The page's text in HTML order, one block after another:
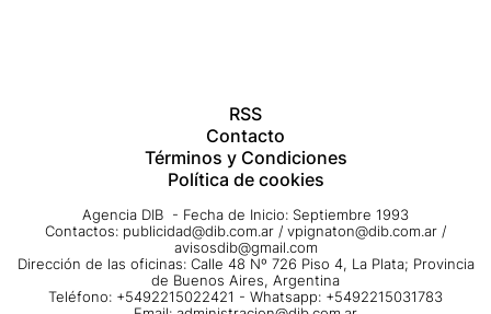
RSS
Contacto
Términos y Condiciones
Política de cookies
Agencia DIB - Fecha de Inicio: Septiembre 1993
Contactos: publicidad@dib.com.ar / vpignaton@dib.com.ar /
avisosdib@gmail.com
Dirección de las oficinas: Calle 48 Nº 726 Piso 4, La Plata; Provincia
de Buenos Aires, Argentina
Teléfono: +5492215022421 - Whatsapp: +5492215031783